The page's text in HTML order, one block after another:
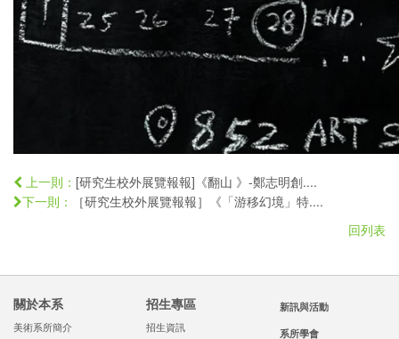
上一則： [研究生校外展覽報報]《翻山 》-鄭志明創....
下一則：
［研究生校外展覽報報］《「游移幻境」特....
回列表
關於本系
美術系所簡介
招生專區
招生資訊
新訊與活動
系所學會